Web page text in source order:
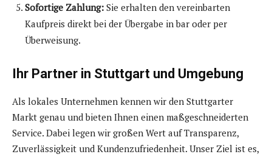
Sofortige Zahlung: Sie erhalten den vereinbarten
Kaufpreis direkt bei der Übergabe in bar oder per
Überweisung.
Ihr Partner in Stuttgart und Umgebung
Als lokales Unternehmen kennen wir den Stuttgarter
Markt genau und bieten Ihnen einen maßgeschneiderten
Service. Dabei legen wir großen Wert auf Transparenz,
Zuverlässigkeit und Kundenzufriedenheit. Unser Ziel ist es,